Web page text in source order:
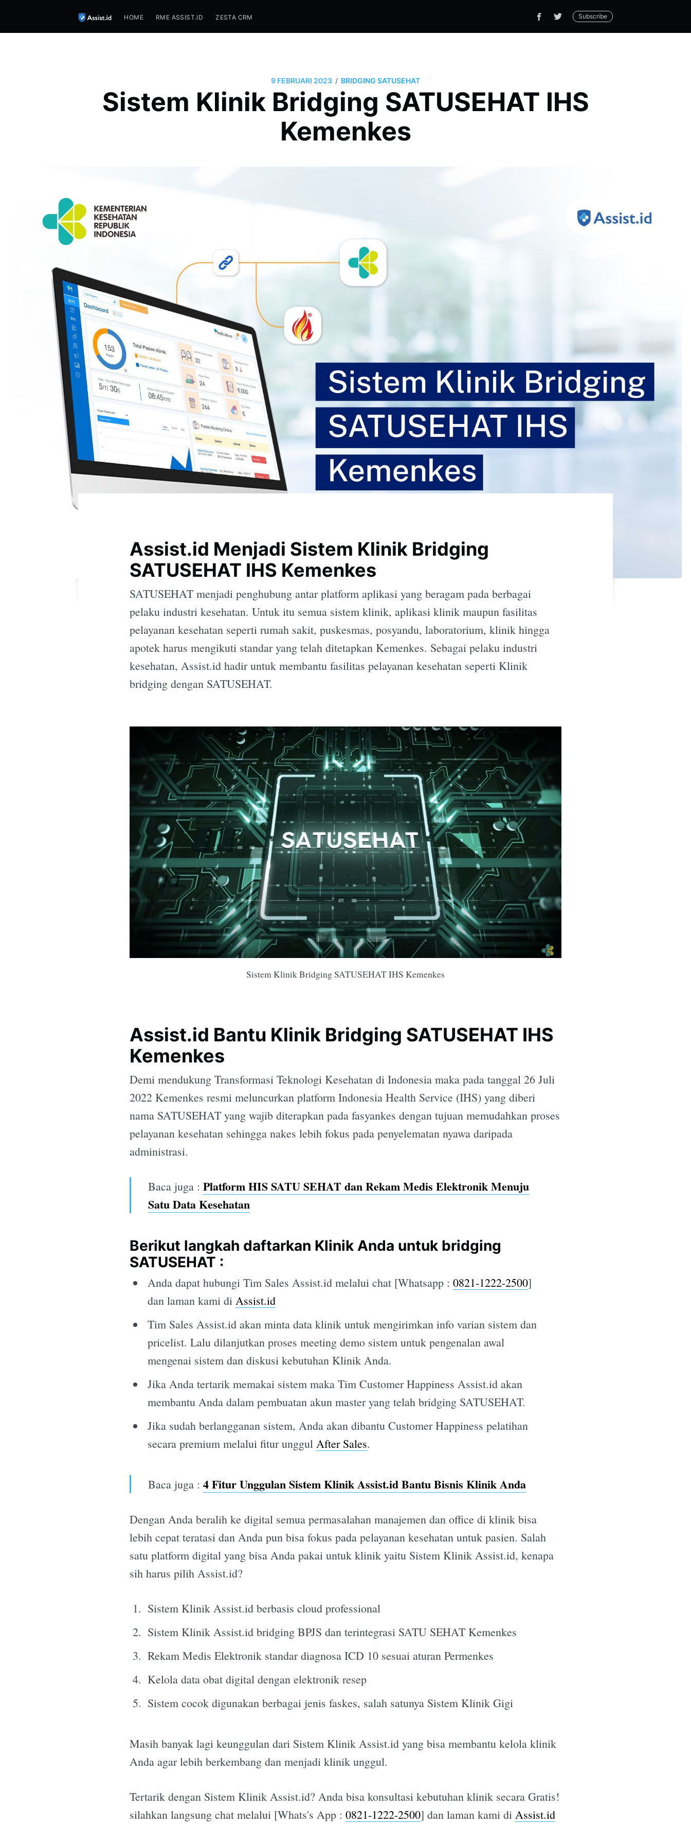
HOME RME ASSIST.ID ZESTA CRM Subscribe
9 FEBRUARI 2023 / BRIDGING SATUSEHAT
Sistem Klinik Bridging SATUSEHAT IHS
Kemenkes
Assist.id Menjadi Sistem Klinik Bridging
SATUSEHAT IHS Kemenkes
SATUSEHAT menjadi penghubung antar platform aplikasi yang beragam pada berbagai
pelaku industri kesehatan. Untuk itu semua sistem klinik, aplikasi klinik maupun fasilitas
pelayanan kesehatan seperti rumah sakit, puskesmas, posyandu, laboratorium, klinik hingga
apotek harus mengikuti standar yang telah ditetapkan Kemenkes. Sebagai pelaku industri
kesehatan, Assist.id hadir untuk membantu fasilitas pelayanan kesehatan seperti Klinik
bridging dengan SATUSEHAT.
Sistem Klinik Bridging SATUSEHAT IHS Kemenkes
Assist.id Bantu Klinik Bridging SATUSEHAT IHS
Kemenkes
Demi mendukung Transformasi Teknologi Kesehatan di Indonesia maka pada tanggal 26 Juli
2022 Kemenkes resmi meluncurkan platform Indonesia Health Service (IHS) yang diberi
nama SATUSEHAT yang wajib diterapkan pada fasyankes dengan tujuan memudahkan proses
pelayanan kesehatan sehingga nakes lebih fokus pada penyelematan nyawa daripada
administrasi.
Baca juga : Platform HIS SATU SEHAT dan Rekam Medis Elektronik Menuju
Satu Data Kesehatan
Berikut langkah daftarkan Klinik Anda untuk bridging
SATUSEHAT :
Anda dapat hubungi Tim Sales Assist.id melalui chat [Whatsapp :0821-1222-2500]
dan laman kami diAssist.id
Tim Sales Assist.id akan minta data klinik untuk mengirimkan info varian sistem dan
pricelist. Lalu dilanjutkan proses meeting demo sistem untuk pengenalan awal
mengenai sistem dan diskusi kebutuhan Klinik Anda.
Jika Anda tertarik memakai sistem maka Tim Customer Happiness Assist.id akan
membantu Anda dalam pembuatan akun master yang telah bridging SATUSEHAT.
Jika sudah berlangganan sistem, Anda akan dibantu Customer Happiness pelatihan
secara premium melalui fitur unggulAfter Sales.
Baca juga : 4 Fitur Unggulan Sistem Klinik Assist.id Bantu Bisnis Klinik Anda
Dengan Anda beralih ke digital semua permasalahan manajemen dan office di klinik bisa
lebih cepat teratasi dan Anda pun bisa fokus pada pelayanan kesehatan untuk pasien. Salah
satu platform digital yang bisa Anda pakai untuk klinik yaitu Sistem Klinik Assist.id, kenapa
sih harus pilih Assist.id?
Sistem Klinik Assist.id berbasis cloud professional
Sistem Klinik Assist.id bridging BPJS dan terintegrasi SATU SEHAT Kemenkes
Rekam Medis Elektronik standar diagnosa ICD 10 sesuai aturan Permenkes
Kelola data obat digital dengan elektronik resep
Sistem cocok digunakan berbagai jenis faskes, salah satunya Sistem Klinik Gigi
Masih banyak lagi keunggulan dari Sistem Klinik Assist.id yang bisa membantu kelola klinik
Anda agar lebih berkembang dan menjadi klinik unggul.
Tertarik dengan Sistem Klinik Assist.id? Anda bisa konsultasi kebutuhan klinik secara Gratis!
silahkan langsung chat melalui [Whats's App : 0821-1222-2500] dan laman kami di Assist.id